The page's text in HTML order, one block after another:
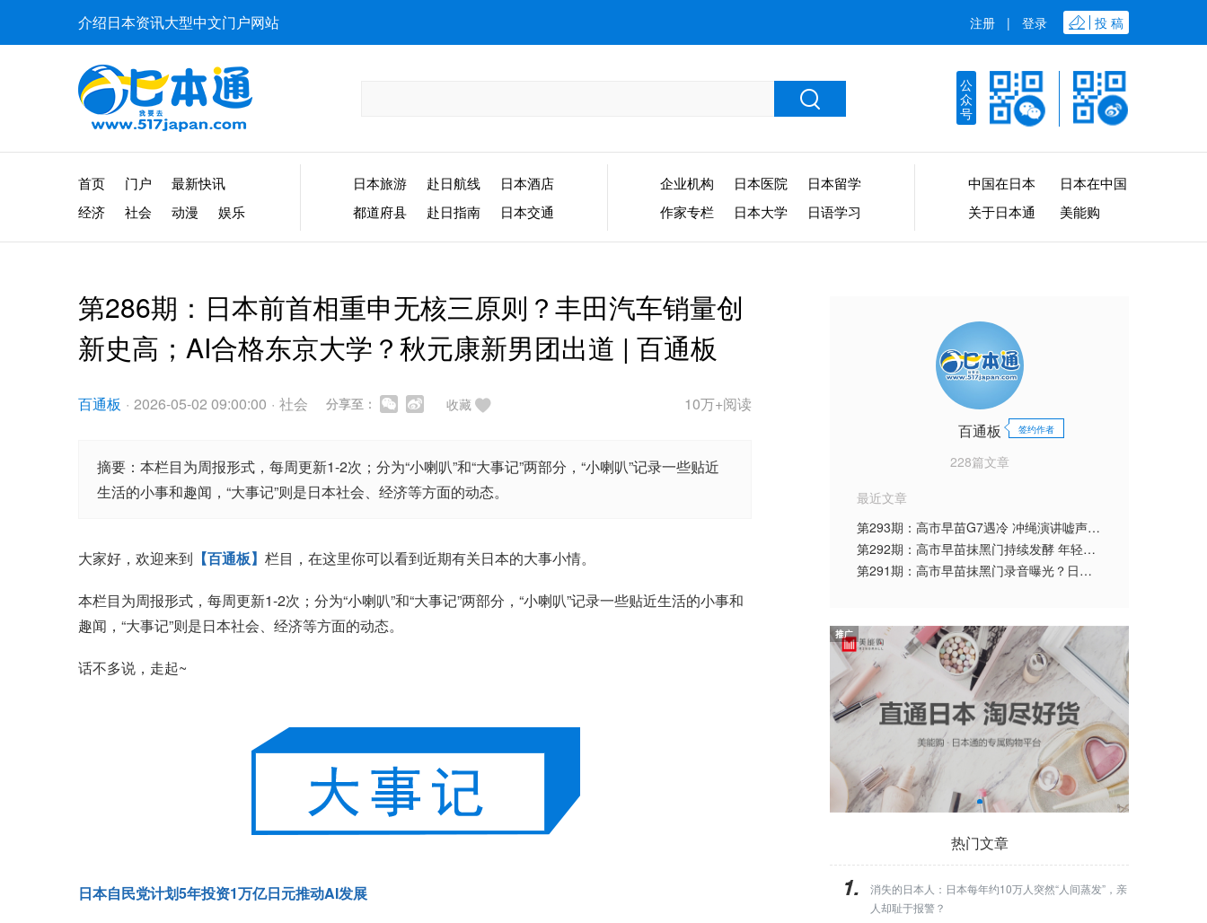
介绍日本资讯大型中文门户网站 注册 | 登录 投 稿
公
众
号
首页 门户
最新快讯
经济
社会 动漫 娱乐
日本旅游 赴日航线
日本酒店
都道府县
赴日指南 日本交通
企业机构 日本医院
日本留学
作家专栏
日本大学 日语学习
中国在日本
日本在中国
关于日本通
美能购
第286期：日本前首相重申无核三原则？丰田汽车销量创
新史高；AI合格东京大学？秋元康新男团出道 | 百通板
百通板 · 2026-05-02 09:00:00 · 社会 分享至： 收藏 10万+阅读
摘要：本栏目为周报形式，每周更新1-2次；分为“小喇叭”和“大事记”两部分，“小喇叭”记录一些贴近
生活的小事和趣闻，“大事记”则是日本社会、经济等方面的动态。
大家好，欢迎来到 【百通板】 栏目，在这里你可以看到近期有关日本的大事小情。
本栏目为周报形式，每周更新1-2次；分为“小喇叭”和“大事记”两部分，“小喇叭”记录一些贴近生活的小事和
趣闻，“大事记”则是日本社会、经济等方面的动态。
话不多说，走起~
日本自民党计划5年投资1万亿日元推动AI发展
百通板 签约作者
228篇文章
最近文章
第293期：高市早苗G7遇冷 冲绳演讲嘘声一片？日本上调5倍签证费；日本国脚与人气偶像4年恋情告吹？AKB又有人剃光头？| 百通板
第292期：高市早苗抹黑门持续发酵 年轻群体支持率大跌；世界杯日本队球员现强奸犯遭抵制？任天堂新直面会发布 | 百通板
第291期：高市早苗抹黑门录音曝光？日本女性天皇支持率超七成？人口创新跌幅；岚实现最后五人合体演出 | 百通板
热门文章
消失的日本人：日本每年约10万人突然“人间蒸发”，亲
人却耻于报警？